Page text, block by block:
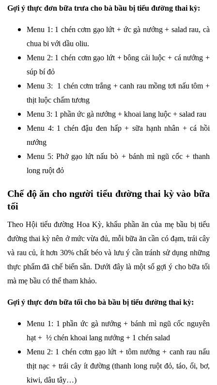
Gợi ý thực đơn bữa trưa cho bà bầu bị tiểu đường thai kỳ:
Menu 1: 1 chén cơm gạo lứt + ức gà nướng + salad rau, cà
chua bi với dầu oliu.
Menu 2: 1 chén cơm gạo lứt + bông cải luộc + cá nướng +
súp bí đỏ
Menu 3: 1 chén cơm trắng + canh rau mồng tơi nấu tôm +
thịt luộc chấm tương
Menu 3: 1 phần ức gà nướng + khoai lang luộc + salad rau
Menu 4: 1 chén đậu đen hấp + sữa hạnh nhân + cá hồi
nướng
Menu 5: Phở gạo lứt nấu bò + bánh mì ngũ cốc + thanh
long ruột đỏ
Chế độ ăn cho người tiểu đường thai kỳ vào bữa
tối
Theo Hội tiểu đường Hoa Kỳ, khẩu phần ăn của mẹ bầu bị tiểu
đường thai kỳ nên ở mức vừa đủ, mỗi bữa ăn cần có đạm, trái cây
và rau củ, ít hơn 30% chất béo và lưu ý cần tránh sử dụng những
thực phẩm đã chế biến sẵn. Dưới đây là một số gợi ý cho bữa tối
mà mẹ bầu có thể tham khảo.
Gợi ý thực đơn bữa tối cho bà bầu bị tiểu đường thai kỳ:
Menu 1: 1 phần ức gà nướng + bánh mì ngũ cốc nguyên
hạt + ½ chén khoai lang nướng + 1 chén salad
Menu 2: 1 chén cơm gạo lứt + tôm nướng + canh rau nấu
thịt nạc + trái cây ít đường (thanh long ruột đỏ, táo, ổi, bơ,
kiwi, dâu tây…)